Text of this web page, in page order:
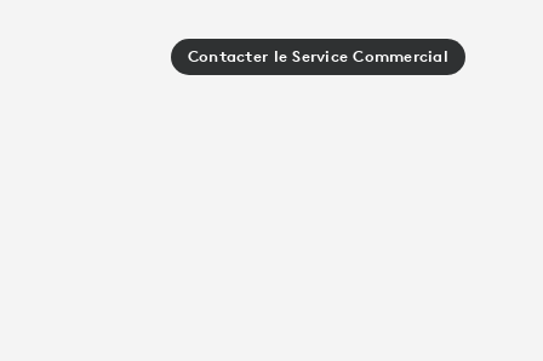
Contacter le Service Commercial